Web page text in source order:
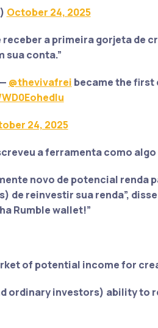
October 24, 2025
receber a primeira gorjeta de
sua conta.”
@thevivafrei became the first
24, 2025
a ferramenta como
novo de potencial renda
de reinvestir sua renda”,
Rumble wallet!”
of potential income for
ordinary investors) ability to